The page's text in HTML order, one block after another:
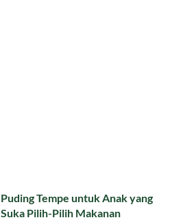
Puding Tempe untuk Anak yang
Suka Pilih-Pilih Makanan